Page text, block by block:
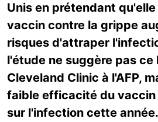
Unis en prétendant
vaccin contre la grippe
risques d'attraper
l'étude ne suggère pas ce
Cleveland Clinic à l'AFP,
faible efficacité du
sur l'infection cette année.